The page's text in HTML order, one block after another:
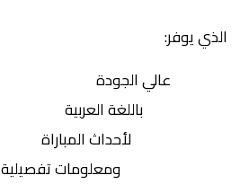
الذي يوفر:
عالي الجودة
باللغة العربية
لأحداث المباراة
ومعلومات تفصيلية